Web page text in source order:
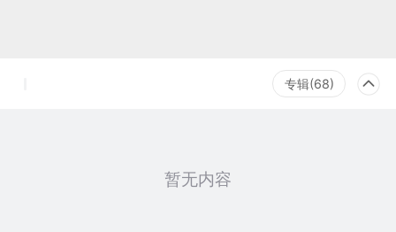
专辑(68)
暂无内容